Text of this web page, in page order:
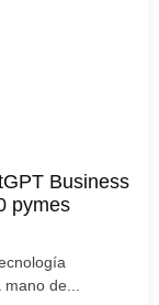
Business
pymes
mano de...